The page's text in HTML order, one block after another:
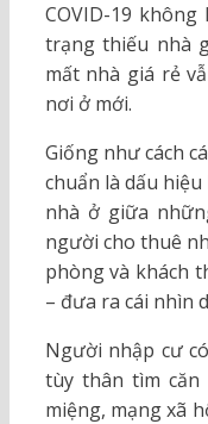
COVID-19
trạng thiếu nhà
mất nhà giá rẻ
nơi ở mới.
Giống như cách
chuẩn là dấu
nhà ở giữa
người cho thuê
phòng và khách
– đưa ra cái nhìn
Người nhập cư
tùy thân tìm
miệng, mạng xã